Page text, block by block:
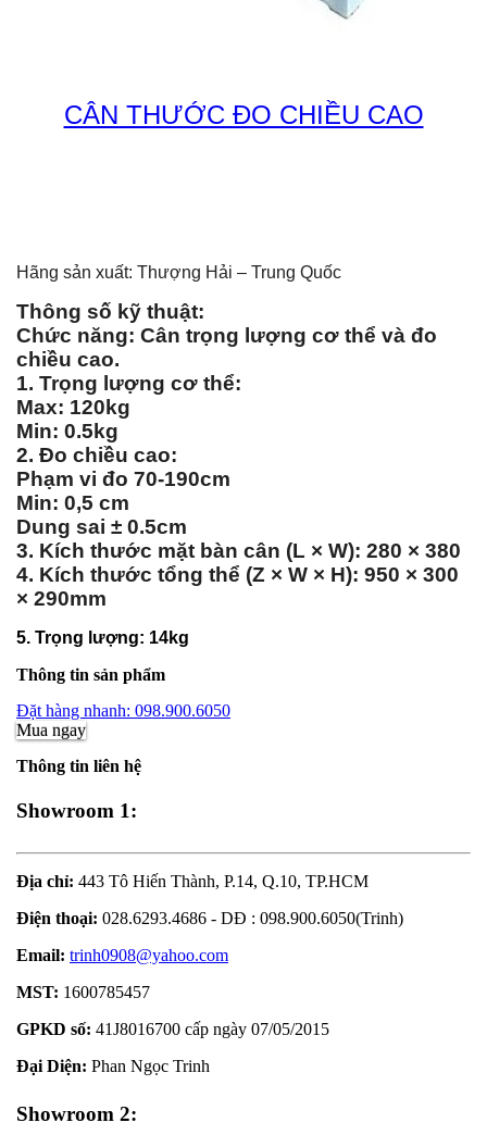
CÂN THƯỚC ĐO CHIỀU CAO
Hãng sản xuất: Thượng Hải – Trung Quốc
Thông số kỹ thuật:
Chức năng: Cân trọng lượng cơ thể và đo
chiều cao.
1. Trọng lượng cơ thể:
Max: 120kg
Min: 0.5kg
2. Đo chiều cao:
Phạm vi đo 70-190cm
Min: 0,5 cm
Dung sai ± 0.5cm
3. Kích thước mặt bàn cân (L × W): 280 × 380
4. Kích thước tổng thể (Z × W × H): 950 × 300
× 290mm
5. Trọng lượng: 14kg
Thông tin sản phẩm
Đặt hàng nhanh: 098.900.6050
Mua ngay
Thông tin liên hệ
Showroom 1:
Địa chỉ: 443 Tô Hiến Thành, P.14, Q.10, TP.HCM
Điện thoại: 028.6293.4686 - DĐ : 098.900.6050(Trinh)
Email: trinh0908@yahoo.com
MST: 1600785457
GPKD số: 41J8016700 cấp ngày 07/05/2015
Đại Diện: Phan Ngọc Trinh
Showroom 2: